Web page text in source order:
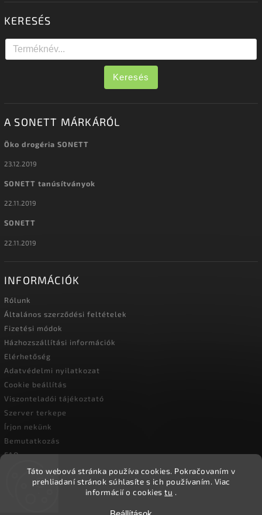
Táto webová stránka používa cookies. Pokračovaním v
prehliadaní stránok súhlasíte s ich používaním. Viac
informácií o cookiestu .
KERESÉS
Keresés
A SONETT MÁRKÁRÓL
Öko drogéria SONETT
23.12.2019
SONETT tanúsítványok
22.11.2019
SONETT
22.11.2019
INFORMÁCIÓK
Rólunk
Általános szerződési feltételek
Fizetési módok
Házhozszállítási információk
Elérhetőség
Adatvédelmi nyilatkozat
Cookie beállítás
Viszonteladói tájékoztató
Szerver terkepe
Írjon nekünk
Bemutatkozás
FAQ
Vásárlási útmutató